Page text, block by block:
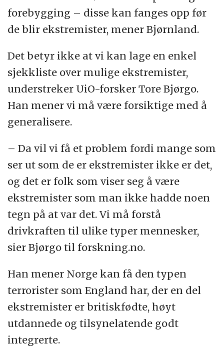
forebygging – disse kan fanges opp før
de blir ekstremister, mener Bjørnland.
Det betyr ikke at vi kan lage en enkel
sjekkliste over mulige ekstremister,
understreker UiO-forsker Tore Bjørgo.
Han mener vi må være forsiktige med å
generalisere.
– Da vil vi få et problem fordi mange som
ser ut som de er ekstremister ikke er det,
og det er folk som viser seg å være
ekstremister som man ikke hadde noen
tegn på at var det. Vi må forstå
drivkraften til ulike typer mennesker,
sier Bjørgo til forskning.no.
Han mener Norge kan få den typen
terrorister som England har, der en del
ekstremister er britiskfødte, høyt
utdannede og tilsynelatende godt
integrerte.